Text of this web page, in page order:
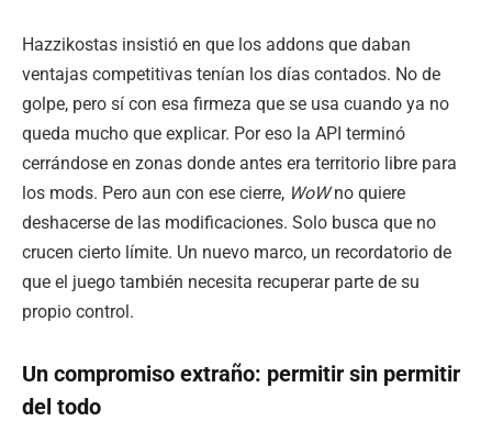
Hazzikostas insistió en que los addons que daban
ventajas competitivas tenían los días contados. No de
golpe, pero sí con esa firmeza que se usa cuando ya no
queda mucho que explicar. Por eso la API terminó
cerrándose en zonas donde antes era territorio libre para
los mods. Pero aun con ese cierre, WoWno quiere
deshacerse de las modificaciones. Solo busca que no
crucen cierto límite. Un nuevo marco, un recordatorio de
que el juego también necesita recuperar parte de su
propio control.
Un compromiso extraño: permitir sin permitir
del todo